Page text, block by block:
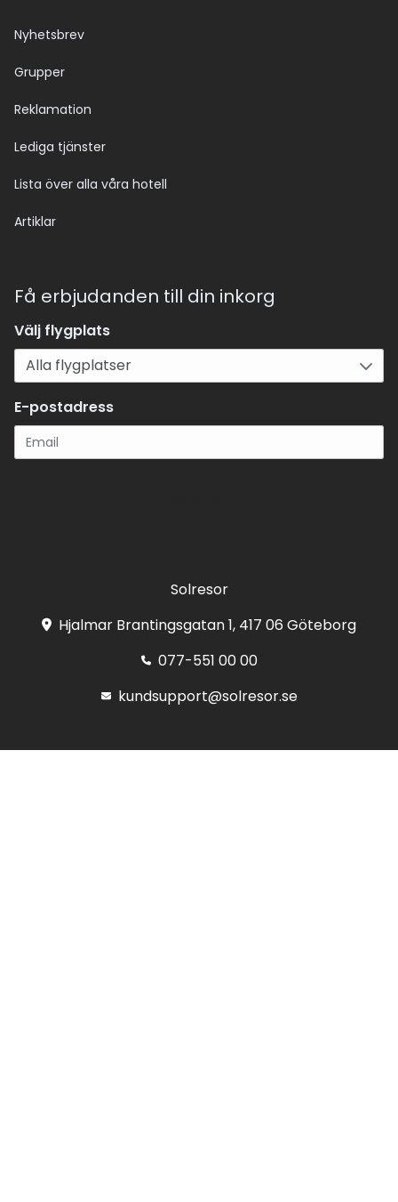
Nyhetsbrev
Grupper
Reklamation
Lediga tjänster
Lista över alla våra hotell
Artiklar
Få erbjudanden till din inkorg
Välj flygplats
E-postadress
Solresor
Hjalmar Brantingsgatan 1, 417 06 Göteborg
077-551 00 00
kundsupport@solresor.se